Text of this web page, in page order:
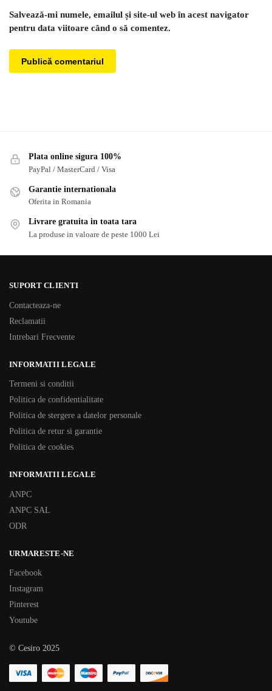
Salvează-mi numele, emailul și site-ul web în acest navigator
pentru data viitoare când o să comentez.
Plata online sigura 100%
PayPal / MasterCard / Visa
Garantie internationala
Oferita in Romania
Livrare gratuita in toata tara
La produse in valoare de peste 1000 Lei
SUPORT CLIENTI
Contacteaza-ne
Reclamatii
Intrebari Frecvente
INFORMATII LEGALE
Termeni si conditii
Politica de confidentialitate
Politica de stergere a datelor personale
Politica de retur si garantie
Politica de cookies
INFORMATII LEGALE
ANPC
ANPC SAL
ODR
URMARESTE-NE
Facebook
Instagram
Pinterest
Youtube
© Cesiro 2025